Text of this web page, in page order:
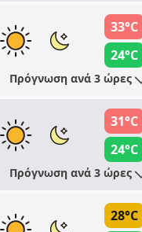
33°C
24°C
Πρόγνωση ανά 3 ώρες
31°C
24°C
Πρόγνωση ανά 3 ώρες
28°C